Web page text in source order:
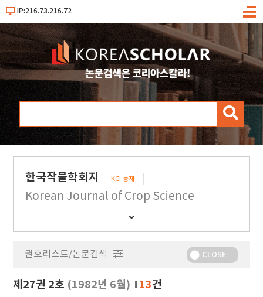
IP:216.73.216.72
메
검
한국작물학회지 KCI 등재
Korean Journal of Crop Science
간
행
보
기
권호리스트/논문검색 CLOSE
제27권 2호 (1982년 6월) 13건